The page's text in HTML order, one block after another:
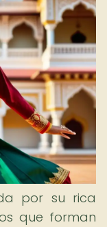
por su rica
que forman